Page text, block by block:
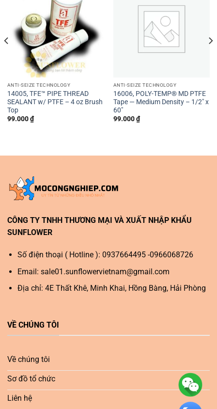
ANTI-SEIZE TECHNOLOGY
14005, TFE™ PIPE THREAD
SEALANT w/ PTFE – 4 oz Brush
Top
99.000₫
ANTI-SEIZE TECHNOLOGY
16006, POLY-TEMP® MD PTFE
Tape — Medium Density – 1/2″ x
60″
99.000₫
CÔNG TY TNHH THƯƠNG MẠI VÀ XUẤT NHẬP KHẨU
SUNFLOWER
Số điện thoại ( Hotline ): 0937664495 -0966068726
Email: sale01.sunflowervietnam@gmail.com
Địa chỉ: 4E Thất Khê, Minh Khai, Hồng Bàng, Hải Phòng
VỀ CHÚNG TÔI
Về chúng tôi
Sơ đồ tổ chức
Liên hệ